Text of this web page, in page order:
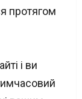
протягом
і ви